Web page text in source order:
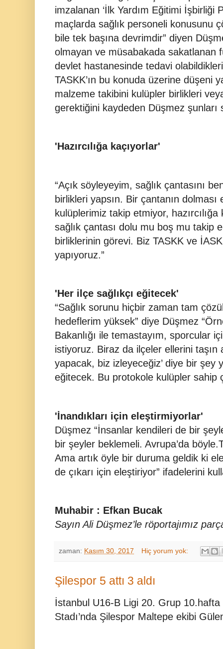
imzalanan ‘İlk Yardım Eğitimi İşbirliği
maçlarda sağlık personeli konusunu
bile tek başına devrimdir” diyen
olmayan ve müsabakada sakatlanan
devlet hastanesinde tedavi
TASKK’ın bu konuda üzerine düşeni
malzeme takibini kulüpler birlikleri
gerektiğini kaydeden Düşmez şunları
'Hazırcılığa kaçıyorlar'
“Açık söyleyeyim, sağlık çantasını
birlikleri yapsın. Bir çantanın
kulüplerimiz takip etmiyor,
sağlık çantası dolu mu boş mu takip
birliklerinin görevi. Biz TASKK ve
yapıyoruz.”
'Her ilçe sağlıkçı eğitecek'
“Sağlık sorunu hiçbir zaman tam
hedeflerim yüksek” diye Düşmez
Bakanlığı ile temastayım, sporcular
istiyoruz. Biraz da ilçeler ellerini taşın
yapacak, biz izleyeceğiz’ diye bir şey
eğitecek. Bu protokole kulüpler sahip
'İnandıkları için eleştirmiyorlar'
Düşmez “İnsanlar kendileri de bir
bir şeyler beklemeli. Avrupa’da
Ama artık öyle bir duruma geldik ki
de çıkarı için eleştiriyor” ifadelerini
Muhabir : Efkan Bucak
Sayın Ali Düşmez’le röportajımız
zaman: Kasım 30, 2017 Hiç yorum yok:
Şilespor 5 attı 3 aldı
İstanbul U16-B Ligi 20. Grup
Stadı’nda Şilespor Maltepe ekibi